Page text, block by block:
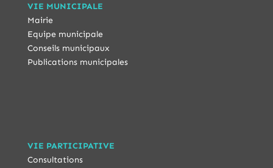
VIE MUNICIPALE
Mairie
Equipe municipale
Conseils municipaux
Publications municipales
VIE PARTICIPATIVE
Consultations